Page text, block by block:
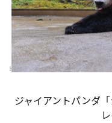
ジャイアントパンダ